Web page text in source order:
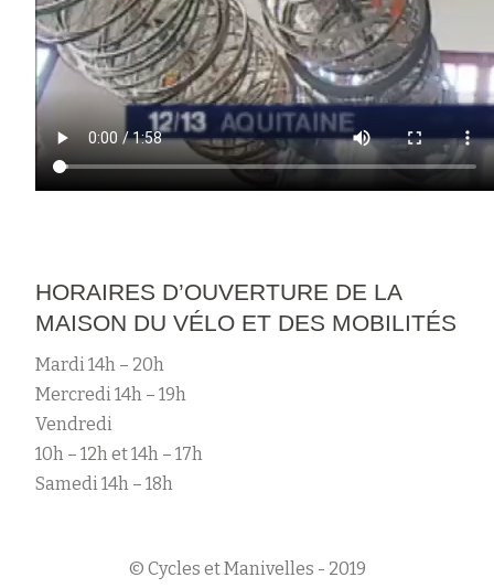
HORAIRES D’OUVERTURE DE LA
MAISON DU VÉLO ET DES MOBILITÉS
Mardi 14h – 20h
Mercredi 14h – 19h
Vendredi
10h – 12h et 14h – 17h
Samedi 14h – 18h
© Cycles et Manivelles - 2019